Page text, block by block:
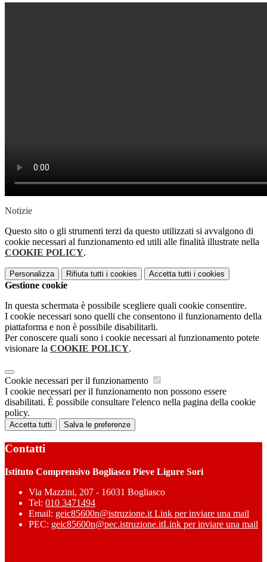
Notizie
Questo sito o gli strumenti terzi da questo utilizzati si avvalgono di
cookie necessari al funzionamento ed utili alle finalità illustrate nella
COOKIE POLICY.
Personalizza Rifiuta tutti i cookies Accetta tutti i cookies
Gestione cookie
In questa schermata è possibile scegliere quali cookie consentire.
I cookie necessari sono quelli che consentono il funzionamento della
piattaforma e non è possibile disabilitarli.
Per conoscere quali sono i cookie necessari al funzionamento potete
visionare la COOKIE POLICY.
Cookie necessari per il funzionamento
I cookie necessari per il funzionamento non possono essere
disabilitati. È possibile consultare l'elenco nella pagina della cookie
policy.
Accetta tutti Salva le preferenze
Contatti
Istituto Comprensivo Bogliasco Pieve Ligure Sori
Via Mazzini, 207 - 16031 Bogliasco
Tel: 010 3471494
Email: geic85600n@istruzione.it Link per inviare una mail
PEC: geic85600n@pec.istruzione.itLink per inviare una mail